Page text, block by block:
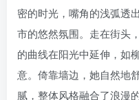
密的时光，嘴角的浅弧透
市的悠然氛围。走在街头
的曲线在阳光中延伸，如
意。倚靠墙边，她自然地
腻，整体风格融合了浪漫